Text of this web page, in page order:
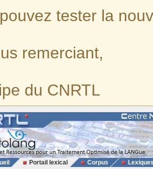
tester la
remerciant,
du CNRTL
Portail lexical Corpus